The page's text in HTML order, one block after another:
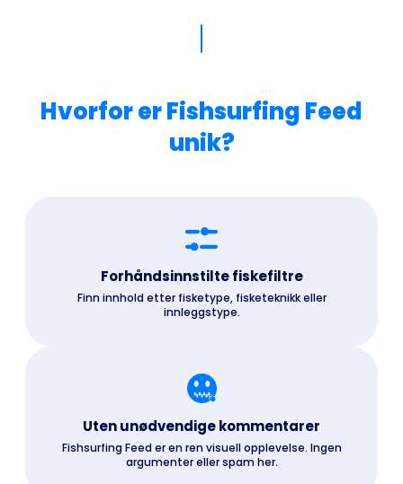
Hvorfor er Fishsurfing Feed
unik?
Forhåndsinnstilte fiskefiltre
Finn innhold etter fisketype, fisketeknikk eller
innleggstype.
Uten unødvendige kommentarer
Fishsurfing Feed er en ren visuell opplevelse. Ingen
argumenter eller spam her.